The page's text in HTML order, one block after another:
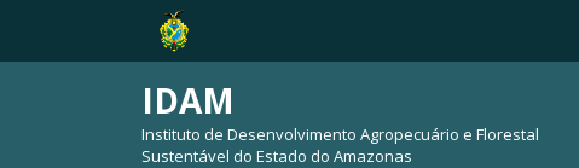
IDAM
Instituto de Desenvolvimento Agropecuário e Florestal
Sustentável do Estado do Amazonas